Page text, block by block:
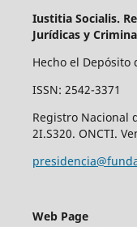
Iustitia Socialis.
Jurídicas y
Hecho el Depósito
ISSN: 2542-3371
Registro Nacional
2I.S320. ONCTI.
Web Page